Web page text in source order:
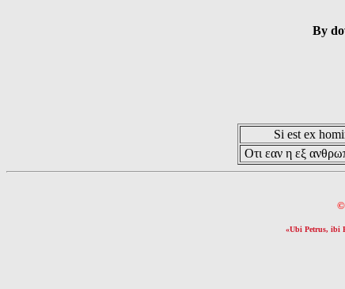
By
Si est ex
Οτι εαν η εξ
©
«Ubi Petrus, ibi